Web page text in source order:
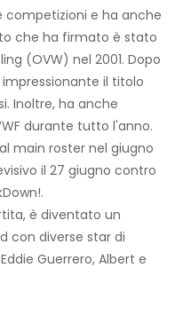
competizioni e ha anche
che ha firmato è stato
(OVW) nel 2001. Dopo
il titolo
Inoltre, ha anche
durante tutto l'anno.
main roster nel giugno
il 27 giugno contro
è diventato un
con diverse star di
Guerrero, Albert e